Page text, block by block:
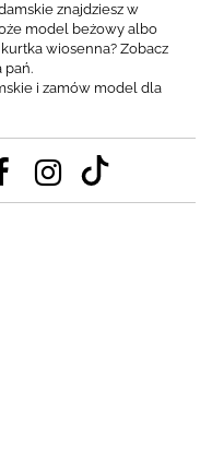
znajdziesz w
model beżowy albo
wiosenna? Zobacz
pań.
i zamów model dla